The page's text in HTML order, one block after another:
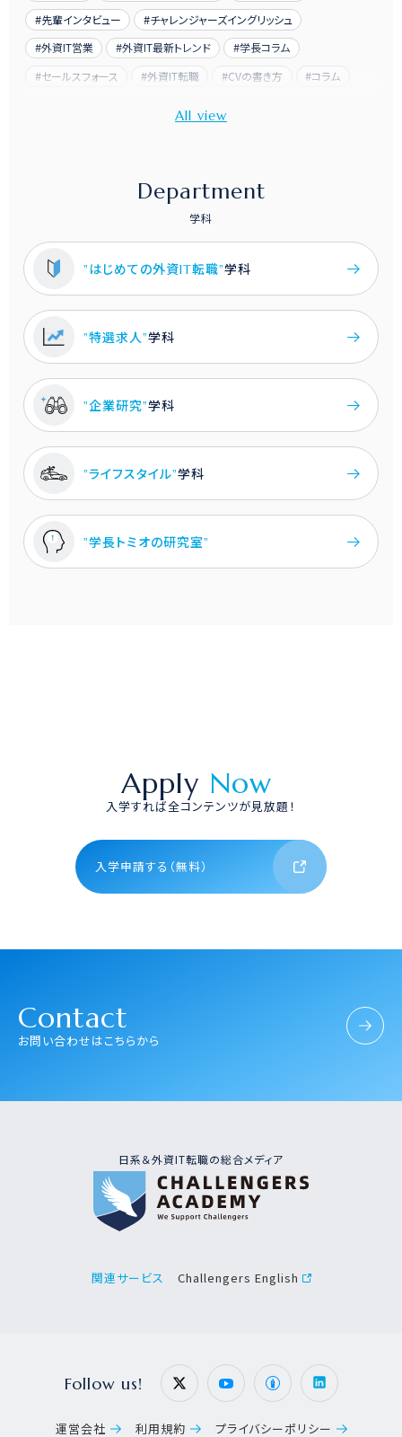
先輩インタビュー
チャレンジャーズイングリッシュ
外資IT営業
外資IT最新トレンド
学長コラム
セールスフォース
外資IT転職 CVの書き方
コラム
Department
学科
"はじめての外資IT転職"学科
"特選求人"学科
"企業研究"学科
"ライフスタイル"学科
"学長トミオの研究室"
Apply Now
入学すれば全コンテンツが見放題！
入学申請する（無料）
Contact
お問い合わせはこちらから
日系＆外資IT転職の総合メディア
関連サービス Challengers English
Follow us!
運営会社 利用規約 プライバシーポリシー